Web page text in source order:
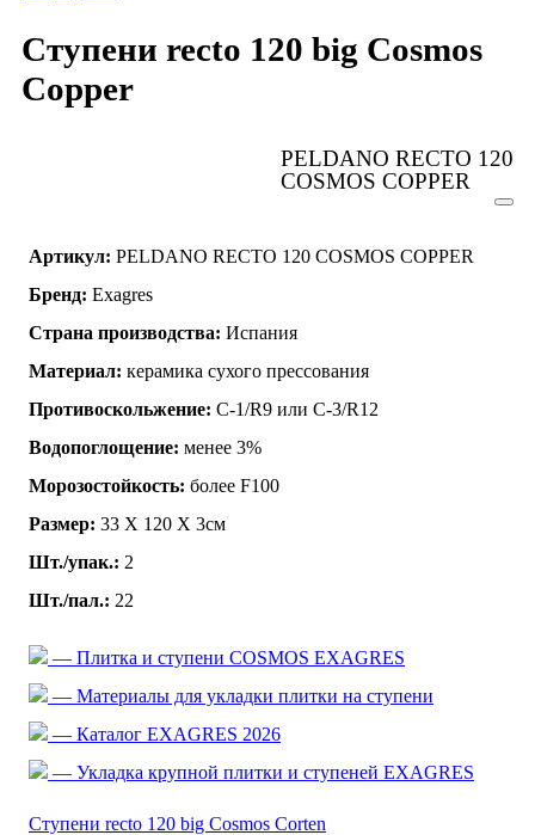
Ступени recto 120 big Cosmos
Copper
PELDANO RECTO 120
COSMOS COPPER
Артикул: PELDANO RECTO 120 COSMOS COPPER
Бренд: Exagres
Страна производства: Испания
Материал: керамика сухого прессования
Противоскольжение: C-1/R9 или C-3/R12
Водопоглощение: менее 3%
Морозостойкость: более F100
Размер: 33 Х 120 Х 3см
Шт./упак.: 2
Шт./пал.: 22
— Плитка и ступени COSMOS EXAGRES
— Материалы для укладки плитки на ступени
— Каталог EXAGRES 2026
— Укладка крупной плитки и ступеней EXAGRES
Ступени recto 120 big Cosmos Corten